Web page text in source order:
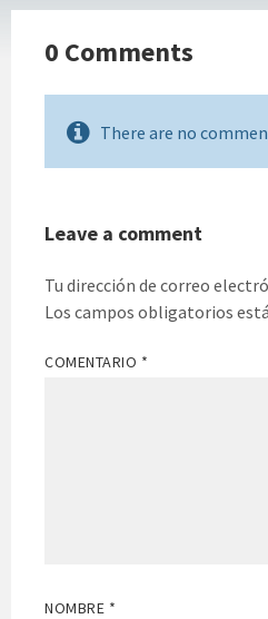
0 Comments
There are no
Leave a comment
Tu dirección de correo
Los campos obligatorios
COMENTARIO *
NOMBRE *